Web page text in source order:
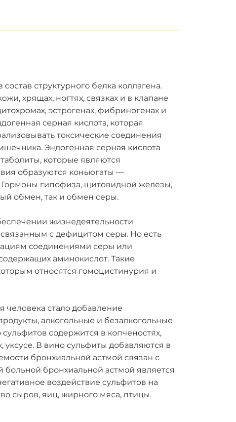
структурного белка коллагена.
хрящах, ногтях, связках и в клапане
эстрогенах, фибриногенах и
серная кислота, которая
токсические соединения
Эндогенная серная кислота
которые являются
образуются коньюгаты —
гипофиза, щитовидной железы,
обмен, так и обмен серы.
жизнедеятельности
с дефицитом серы. Но есть
соединениями серы или
аминокислот. Такие
относятся гомоцистинурия и
стало добавление
алкогольные и безалкогольные
содержится в копченостях,
уксусе. В вино сульфиты добавляются в
бронхиальной астмой связан с
бронхиальной астмой является
воздействие сульфитов на
сыров, яиц, жирного мяса, птицы.